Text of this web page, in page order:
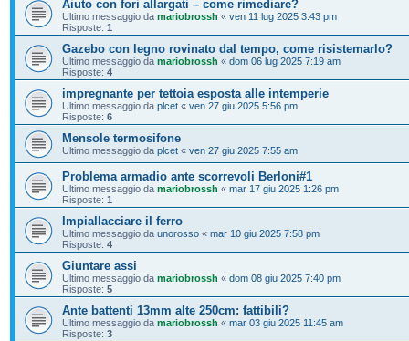
Aiuto con fori allargati – come rimediare?
Ultimo messaggio da mariobrossh « ven 11 lug 2025 3:43 pm
Risposte: 1
Gazebo con legno rovinato dal tempo, come risistemarlo?
Ultimo messaggio da mariobrossh « dom 06 lug 2025 7:19 am
Risposte: 4
impregnante per tettoia esposta alle intemperie
Ultimo messaggio da plcet « ven 27 giu 2025 5:56 pm
Risposte: 6
Mensole termosifone
Ultimo messaggio da plcet « ven 27 giu 2025 7:55 am
Problema armadio ante scorrevoli Berloni#1
Ultimo messaggio da mariobrossh « mar 17 giu 2025 1:26 pm
Risposte: 1
Impiallacciare il ferro
Ultimo messaggio da unorosso « mar 10 giu 2025 7:58 pm
Risposte: 4
Giuntare assi
Ultimo messaggio da mariobrossh « dom 08 giu 2025 7:40 pm
Risposte: 5
Ante battenti 13mm alte 250cm: fattibili?
Ultimo messaggio da mariobrossh « mar 03 giu 2025 11:45 am
Risposte: 3